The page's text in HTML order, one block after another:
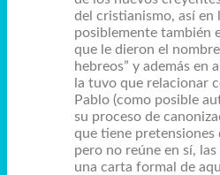
del cristianismo, así en
posiblemente también
que le dieron el
hebreos” y además en
la tuvo que relacionar
Pablo (como posible
su proceso de
que tiene pretensiones
pero no reúne en sí,
una carta formal de